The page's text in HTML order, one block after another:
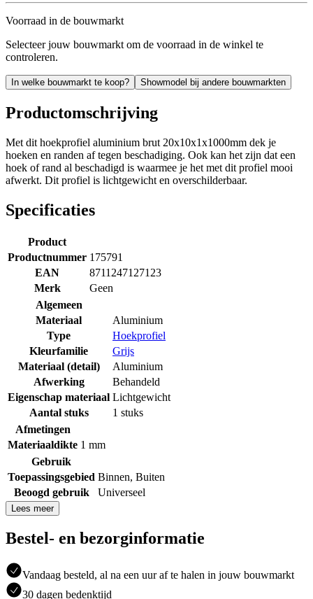
Voorraad in de bouwmarkt
Selecteer jouw bouwmarkt om de voorraad in de winkel te
controleren.
In welke bouwmarkt te koop? Showmodel bij andere bouwmarkten
Productomschrijving
Met dit hoekprofiel aluminium brut 20x10x1x1000mm dek je
hoeken en randen af tegen beschadiging. Ook kan het zijn dat een
hoek of rand al beschadigd is waarmee je het met dit profiel mooi
afwerkt. Dit profiel is lichtgewicht en overschilderbaar.
Specificaties
Product
Productnummer 175791
EAN
8711247127123
Merk
Geen
Algemeen
Materiaal
Aluminium
Type
Hoekprofiel
Kleurfamilie
Grijs
Materiaal (detail)
Aluminium
Afwerking
Behandeld
Eigenschap materiaal Lichtgewicht
Aantal stuks
1 stuks
Afmetingen
Materiaaldikte 1 mm
Gebruik
Toepassingsgebied Binnen, Buiten
Beoogd gebruik
Universeel
Lees meer
Bestel- en bezorginformatie
Vandaag besteld, al na een uur af te halen in jouw bouwmarkt
30 dagen bedenktijd